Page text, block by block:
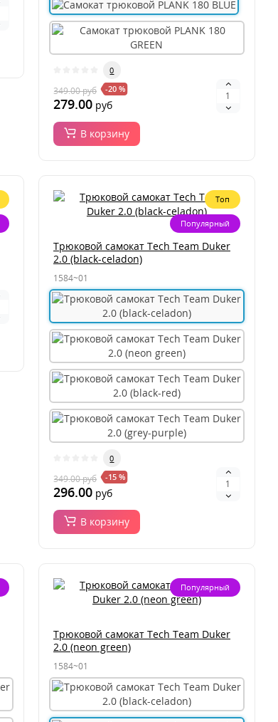
0
349.00руб -20 %
279.00руб
В корзину
Топ
Популярный
Трюковой самокат Tech Team Duker
2.0 (black-celadon)
1584~01
0
349.00руб -15 %
296.00руб
В корзину
Популярный
Трюковой самокат Tech Team Duker
2.0 (neon green)
1584~01